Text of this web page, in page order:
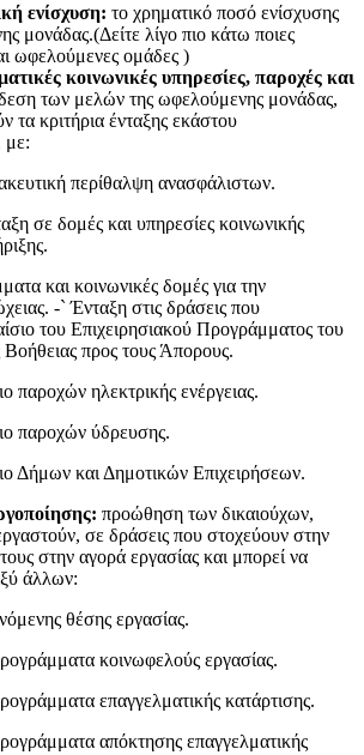
ενίσχυση: το χρηματικό ποσό ενίσχυσης
μονάδας.(Δείτε λίγο πιο κάτω ποιες
ωφελούμενες ομάδες )
κοινωνικές υπηρεσίες, παροχές και
των μελών της ωφελούμενης μονάδας,
τα κριτήρια ένταξης εκάστου
με:
περίθαλψη ανασφάλιστων.
σε δομές και υπηρεσίες κοινωνικής
και κοινωνικές δομές για την
-` Ένταξη στις δράσεις που
του Επιχειρησιακού Προγράμματος του
προς τους Άπορους.
παροχών ηλεκτρικής ενέργειας.
παροχών ύδρευσης.
Δήμων και Δημοτικών Επιχειρήσεων.
προώθηση των δικαιούχων,
σε δράσεις που στοχεύουν στην
στην αγορά εργασίας και μπορεί να
άλλων:
θέσης εργασίας.
κοινωφελούς εργασίας.
επαγγελματικής κατάρτισης.
απόκτησης επαγγελματικής